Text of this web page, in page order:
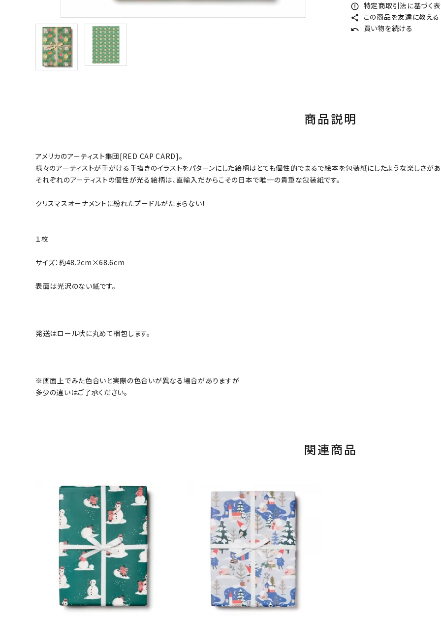
error_outline 特定商取引法に基づく
share この商品を友達に教える
undo 買い物を続ける
商品説明
アメリカのアーティスト集団[RED CAP CARD]。
様々のアーティストが手がける手描きのイラストをパターンにした絵柄はとても個性的でまるで絵本を包装紙にしたような楽しさがあ
それぞれのアーティストの個性が光る絵柄は、直輸入だからこその日本で唯一の貴重な包装紙です。
クリスマスオーナメントに紛れたプードルがたまらない！
１枚
サイズ：約48.2cm×68.6cm
表面は光沢のない紙です。
発送はロール状に丸めて梱包します。
※画面上でみた色合いと実際の色合いが異なる場合がありますが
多少の違いはご了承ください。
関連商品